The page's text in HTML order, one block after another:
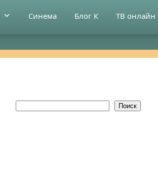
Синема Блог К ТВ онлайн
Поиск